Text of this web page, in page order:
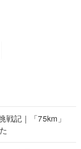
戦記｜「75km」